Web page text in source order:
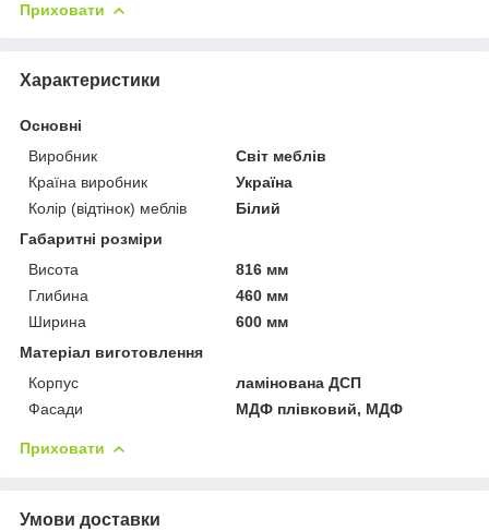
Приховати
Характеристики
Основні
Виробник
Світ меблів
Країна виробник
Україна
Колір (відтінок) меблів
Білий
Габаритні розміри
Висота
816 мм
Глибина
460 мм
Ширина
600 мм
Матеріал виготовлення
Корпус
ламінована ДСП
Фасади
МДФ плівковий, МДФ
Приховати
Умови доставки